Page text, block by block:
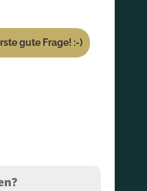
gute Frage! :-)